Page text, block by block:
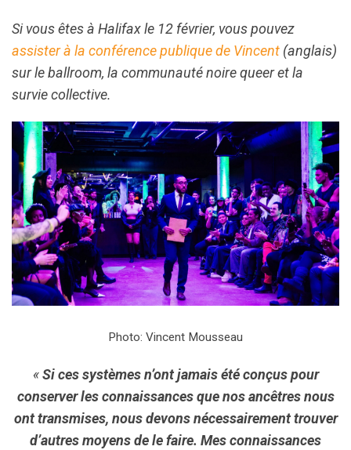
Si vous êtes à Halifax le 12 février, vous pouvez
assister à la conférence publique de Vincent (anglais)
sur le ballroom, la communauté noire queer et la
survie collective.
Photo: Vincent Mousseau
«Si ces systèmes n’ont jamais été conçus pour
conserver les connaissances que nos ancêtres nous
ont transmises, nous devons nécessairement trouver
d’autres moyens de le faire. Mes connaissances